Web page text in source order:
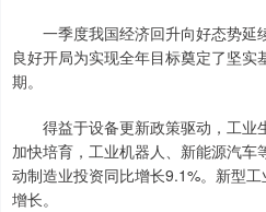
一季度我国经济回升向好态势延
良好开局为实现全年目标奠定了坚
期。
得益于设备更新政策驱动，工业
加快培育，工业机器人、新能源汽
动制造业投资同比增长9.1%。新型
增长。